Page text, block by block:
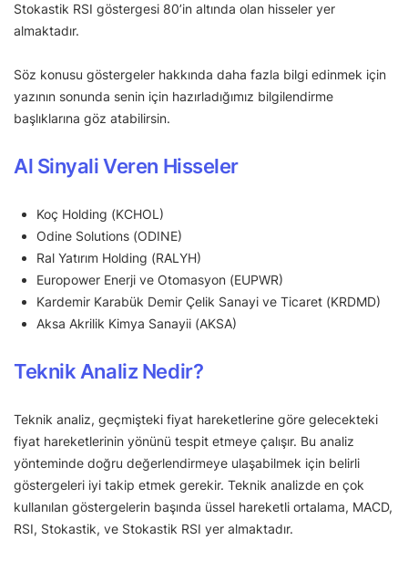
Stokastik RSI göstergesi 80’in altında olan hisseler yer
almaktadır.
Söz konusu göstergeler hakkında daha fazla bilgi edinmek için
yazının sonunda senin için hazırladığımız bilgilendirme
başlıklarına göz atabilirsin.
Al Sinyali Veren Hisseler
Koç Holding (KCHOL)
Odine Solutions (ODINE)
Ral Yatırım Holding (RALYH)
Europower Enerji ve Otomasyon (EUPWR)
Kardemir Karabük Demir Çelik Sanayi ve Ticaret (KRDMD)
Aksa Akrilik Kimya Sanayii (AKSA)
Teknik Analiz Nedir?
Teknik analiz, geçmişteki fiyat hareketlerine göre gelecekteki
fiyat hareketlerinin yönünü tespit etmeye çalışır. Bu analiz
yönteminde doğru değerlendirmeye ulaşabilmek için belirli
göstergeleri iyi takip etmek gerekir. Teknik analizde en çok
kullanılan göstergelerin başında üssel hareketli ortalama, MACD,
RSI, Stokastik, ve Stokastik RSI yer almaktadır.